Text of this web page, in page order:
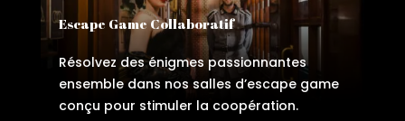
Escape Game Collaboratif
Résolvez des énigmes passionnantes
ensemble dans nos salles d’escape game
conçu pour stimuler la coopération.